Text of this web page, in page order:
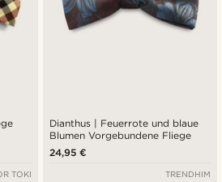
TOKI
Dianthus | Feuerrote und blaue
Blumen Vorgebundene Fliege
24,95 €
TRENDHIM